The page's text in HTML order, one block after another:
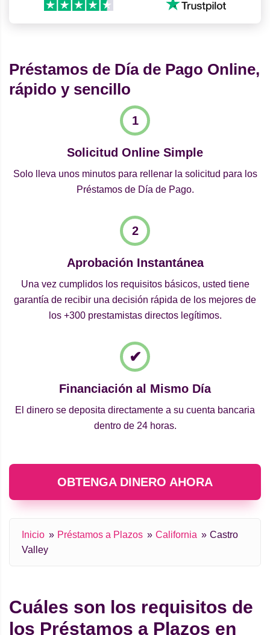
Préstamos de Día de Pago Online,
rápido y sencillo
Solicitud Online Simple
Solo lleva unos minutos para rellenar la solicitud para los
Préstamos de Día de Pago.
Aprobación Instantánea
Una vez cumplidos los requisitos básicos, usted tiene
garantía de recibir una decisión rápida de los mejores de
los +300 prestamistas directos legítimos.
Financiación al Mismo Día
El dinero se deposita directamente a su cuenta bancaria
dentro de 24 horas.
OBTENGA DINERO AHORA
Inicio Préstamos a Plazos California
Castro
Valley
Cuáles son los requisitos de
los Préstamos a Plazos en